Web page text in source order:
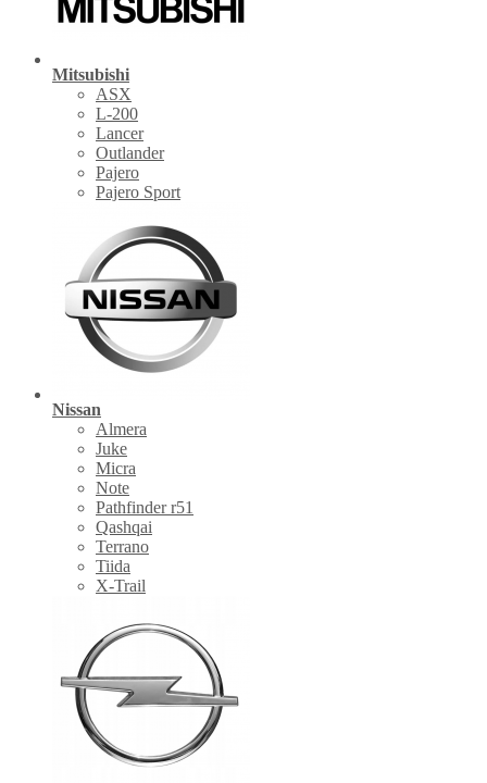
Mitsubishi
ASX
L-200
Lancer
Outlander
Pajero
Pajero Sport
Nissan
Almera
Juke
Micra
Note
Pathfinder r51
Qashqai
Terrano
Tiida
X-Trail